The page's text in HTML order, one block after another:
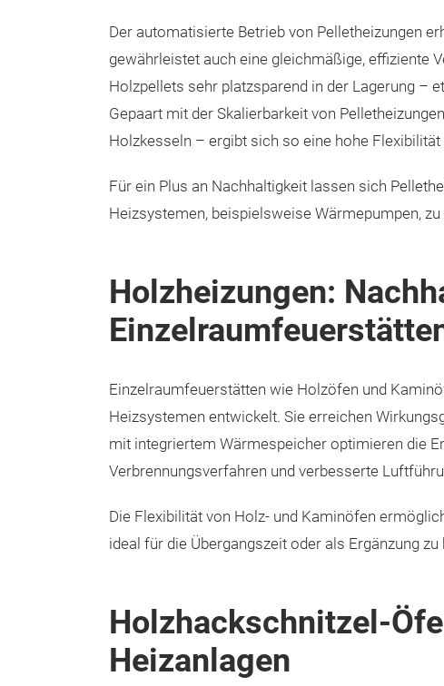
Der automatisierte Betrieb von Pelletheizungen
gewährleistet auch eine gleichmäßige, effiziente
Holzpellets sehr platzsparend in der Lagerung –
Gepaart mit der Skalierbarkeit von
Holzkesseln – ergibt sich so eine hohe
Für ein Plus an Nachhaltigkeit lassen sich
Heizsystemen, beispielsweise Wärmepumpen,
Holzheizungen:
Einzelraumfeuerstätten wie Holzöfen und
Heizsystemen entwickelt. Sie erreichen
mit integriertem Wärmespeicher optimieren die
Verbrennungsverfahren und verbesserte
Die Flexibilität von Holz- und Kaminöfen
ideal für die Übergangszeit oder als Ergänzung
Holzhackschnitzel-
Heizanlagen